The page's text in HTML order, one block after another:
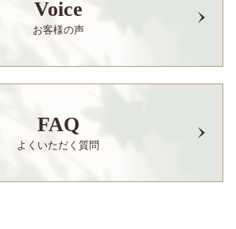
Voice
お客様の声
FAQ
よくいただく質問